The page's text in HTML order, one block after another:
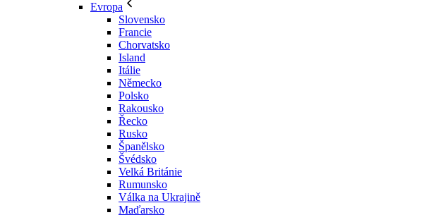
Evropa
Slovensko
Francie
Chorvatsko
Island
Itálie
Německo
Polsko
Rakousko
Řecko
Rusko
Španělsko
Švédsko
Velká Británie
Rumunsko
Válka na Ukrajině
Maďarsko